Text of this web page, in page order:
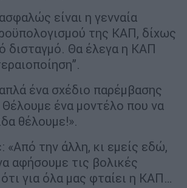
είναι η γενναία
της ΚΑΠ, δίχως
δισταγμό. Θα έλεγα η ΚΑΠ
ένα σχέδιο παρέμβασης
Θέλουμε ένα μοντέλο που να
θέλουμε!».
«Από την άλλη, κι εμείς εδώ,
αφήσουμε τις βολικές
ότι για όλα μας φταίει η ΚΑΠ…